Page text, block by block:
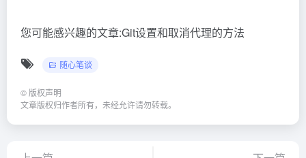
您可能感兴趣的文章:Git设置和取消代理的方法
随心笔谈
© 版权声明
文章版权归作者所有，未经允许请勿转载。